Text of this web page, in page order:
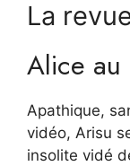
La
Alice au
Apathique,
vidéo, Arisu
insolite vidé